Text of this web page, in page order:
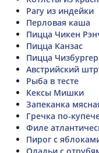
Рагу из индейки
Перловая каша
Пицца Чикен
Пицца Канзас
Пицца Чизбургер
Австрийский
Рыба в тесте
Кексы Мишки
Запеканка
Гречка по-
Филе
Пирог с